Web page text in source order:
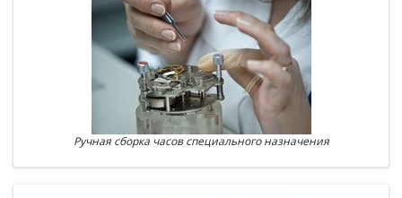
Ручная сборка часов специального назначения